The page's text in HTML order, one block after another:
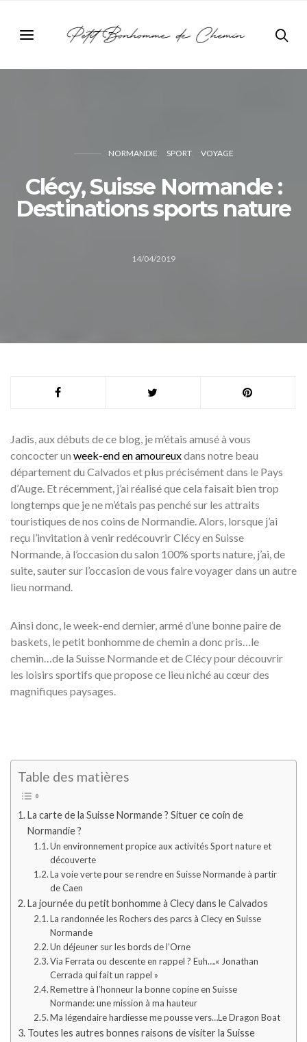
NORMANDIE SPORT VOYAGE
Clécy, Suisse Normande :
Destinations sports nature
14/04/2019
Jadis, aux débuts de ce blog, je m’étais amusé à vous
concocter un week-end en amoureuxdans notre beau
département du Calvados et plus précisément dans le Pays
d’Auge. Et récemment, j’ai réalisé que cela faisait bien trop
longtemps que je ne m’étais pas penché sur les attraits
touristiques de nos coins de Normandie. Alors, lorsque j’ai
reçu l’invitation à venir redécouvrir Clécy en Suisse
Normande, à l’occasion du salon 100% sports nature, j’ai, de
suite, sauter sur l’occasion de vous faire voyager dans un autre
lieu normand.
Ainsi donc, le week-end dernier, armé d’une bonne paire de
baskets, le petit bonhomme de chemin a donc pris…le
chemin…de la Suisse Normande et de Clécy pour découvrir
les loisirs sportifs que propose ce lieu niché au cœur des
magnifiques paysages.
Table des matières
La carte de la Suisse Normande ? Situer ce coin de
Normandie ?
Un environnement propice aux activités Sport nature et
découverte
La voie verte pour se rendre en Suisse Normande à partir
de Caen
La journée du petit bonhomme à Clecy dans le Calvados
La randonnée les Rochers des parcs à Clecy en Suisse
Normande
Un déjeuner sur les bords de l’Orne
Via Ferrata ou descente en rappel ? Euh….« Jonathan
Cerrada qui fait un rappel »
Remettre à l’honneur la bonne copine en Suisse
Normande: une mission à ma hauteur
Ma légendaire hardiesse me pousse vers…Le Dragon Boat
Toutes les autres bonnes raisons de visiter la Suisse